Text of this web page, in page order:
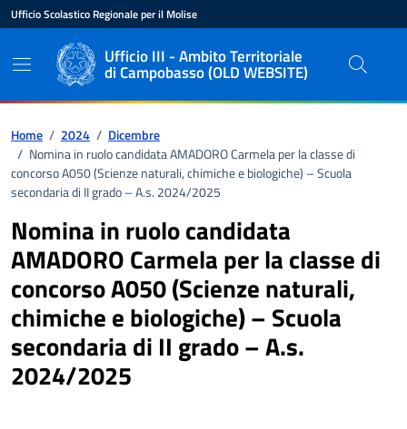
Vai ai contenuti
Vai al pié di pagina
Ente di appartenenza
Ufficio Scolastico Regionale per il Molise
Nome dell'enteUfficio III - Ambito Territoriale
di Campobasso (OLD WEBSITE)
Percorso di navigazione
Home / 2024 / Dicembre
/ Nomina in ruolo candidata AMADORO Carmela per la classe di
concorso A050 (Scienze naturali, chimiche e biologiche) – Scuola
secondaria di II grado – A.s. 2024/2025
Nomina in ruolo candidata
AMADORO Carmela per la classe di
concorso A050 (Scienze naturali,
chimiche e biologiche) – Scuola
secondaria di II grado – A.s.
2024/2025